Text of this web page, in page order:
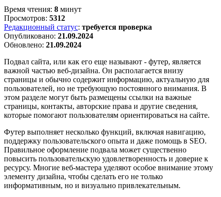
Время чтения: 8 минут
Просмотров: 5312
Редакционный статус: требуется проверка
Опубликовано: 21.09.2024
Обновлено: 21.09.2024
Подвал сайта, или как его еще называют - футер, является
важной частью веб-дизайна. Он располагается внизу
страницы и обычно содержит информацию, актуальную для
пользователей, но не требующую постоянного внимания. В
этом разделе могут быть размещены ссылки на важные
страницы, контакты, авторские права и другие сведения,
которые помогают пользователям ориентироваться на сайте.
Футер выполняет несколько функций, включая навигацию,
поддержку пользовательского опыта и даже помощь в SEO.
Правильное оформление подвала может существенно
повысить пользовательскую удовлетворенность и доверие к
ресурсу. Многие веб-мастера уделяют особое внимание этому
элементу дизайна, чтобы сделать его не только
информативным, но и визуально привлекательным.